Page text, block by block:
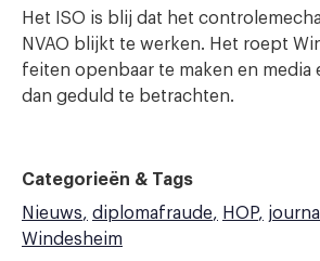
Het ISO is blij dat het
NVAO blijkt te werken. Het roept
feiten openbaar te maken en
dan geduld te betrachten.
Categorieën & Tags
Nieuws
diplomafraude HOP
Windesheim